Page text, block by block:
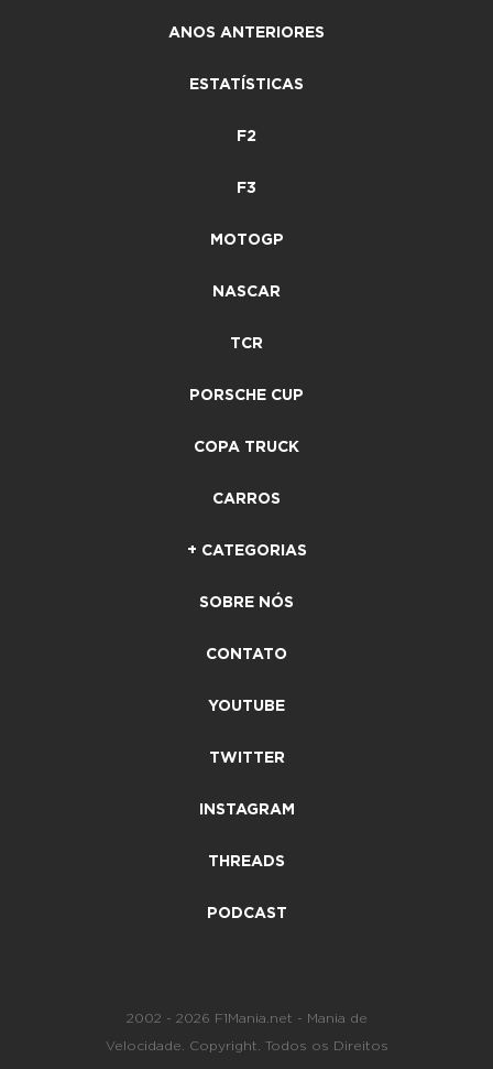
ANOS ANTERIORES
ESTATÍSTICAS
F2
F3
MOTOGP
NASCAR
TCR
PORSCHE CUP
COPA TRUCK
CARROS
+ CATEGORIAS
SOBRE NÓS
CONTATO
YOUTUBE
TWITTER
INSTAGRAM
THREADS
PODCAST
2002 - 2026 F1Mania.net - Mania de
Velocidade. Copyright. Todos os Direitos